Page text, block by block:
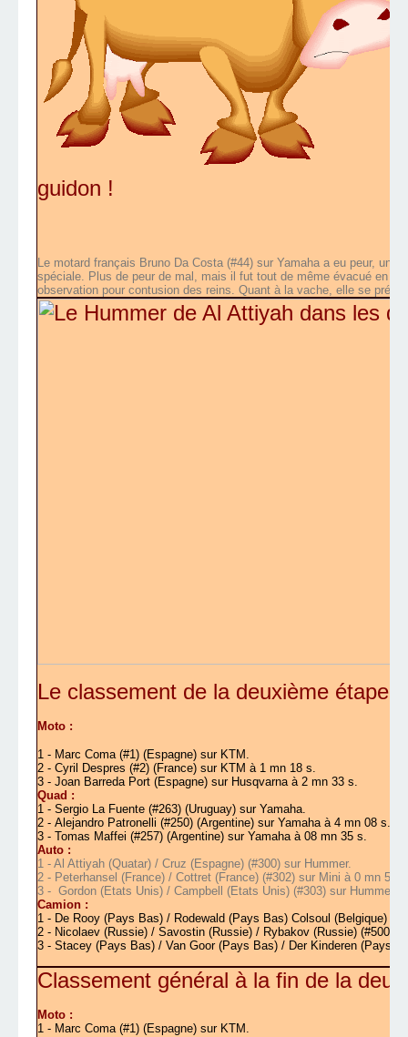
guidon !
Le motard français Bruno Da Costa (#44) sur Yamaha a eu peur,
spéciale. Plus de peur de mal, mais il fut tout de même évacué en
observation pour contusion des reins. Quant à la vache, elle se
Le classement de la deuxième étape :
Moto :
1 - Marc Coma (#1) (Espagne) sur KTM.
2 - Cyril Despres (#2) (France) sur KTM à 1 mn 18 s.
3 - Joan Barreda Port (Espagne) sur Husqvarna à 2 mn 33 s.
Quad :
1 - Sergio La Fuente (#263) (Uruguay) sur Yamaha.
2 - Alejandro Patronelli (#250) (Argentine) sur Yamaha à 4 mn 08 s.
3 - Tomas Maffei (#257) (Argentine) sur Yamaha à 08 mn 35 s.
Auto :
1 - Al Attiyah (Quatar) / Cruz (Espagne) (#300) sur Hummer.
2 - Peterhansel (France) / Cottret (France) (#302) sur Mini à 0 mn 54
3 - Gordon (Etats Unis) / Campbell (Etats Unis) (#303) sur Hummer
Camion :
1 - De Rooy (Pays Bas) / Rodewald (Pays Bas) Colsoul (Belgique)
2 - Nicolaev (Russie) / Savostin (Russie) / Rybakov (Russie) (#500)
3 - Stacey (Pays Bas) / Van Goor (Pays Bas) / Der Kinderen (Pays
Classement général à la fin de la
Moto :
1 - Marc Coma (#1) (Espagne) sur KTM.